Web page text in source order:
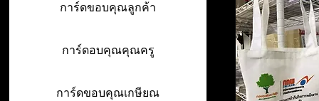
การ์ดขอบคุณลูกค้า
การ์ดอบคุณคุณครู
การ์ดขอบคุณเกษียณ